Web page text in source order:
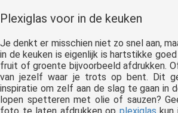
Plexiglas voor in de keuken
Je denkt er misschien niet zo snel aan,
in de keuken is eigenlijk is hartstikke
fruit of groente bijvoorbeeld afdrukken.
van jezelf waar je trots op bent. Dit
inspiratie om zelf aan de slag te gaan in
lopen spetteren met olie of sauzen?